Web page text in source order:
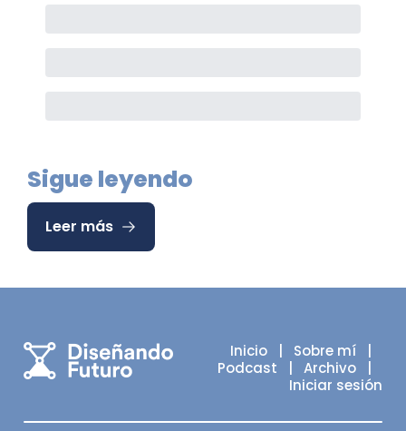
Sigue leyendo
Leer más
Inicio
   |
Sobre mí
   |
Podcast
   |
Archivo
   |
Iniciar sesión